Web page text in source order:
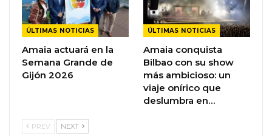
ÚLTIMAS NOTICIAS
Amaia actuará en la
Semana Grande de
Gijón 2026
ÚLTIMAS NOTICIAS
Amaia conquista
Bilbao con su show
más ambicioso: un
viaje onírico que
deslumbra en…
PREV NEXT